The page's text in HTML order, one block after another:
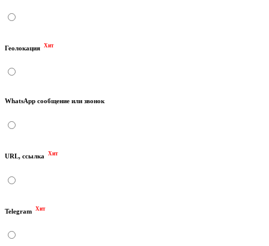
Геолокация Хит
WhatsApp сообщение или звонок
URL, ссылка Хит
Telegram Хит